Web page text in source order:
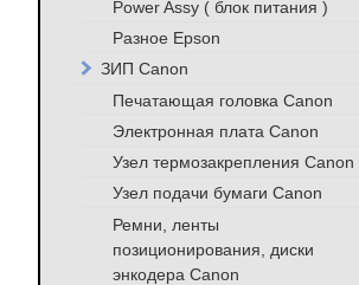
Power Assy ( блок питания )
Разное Epson
ЗИП Canon
Печатающая головка Canon
Электронная плата Canon
Узел термозакрепления Canon
Узел подачи бумаги Canon
Ремни, ленты
позиционирования, диски
энкодера Canon